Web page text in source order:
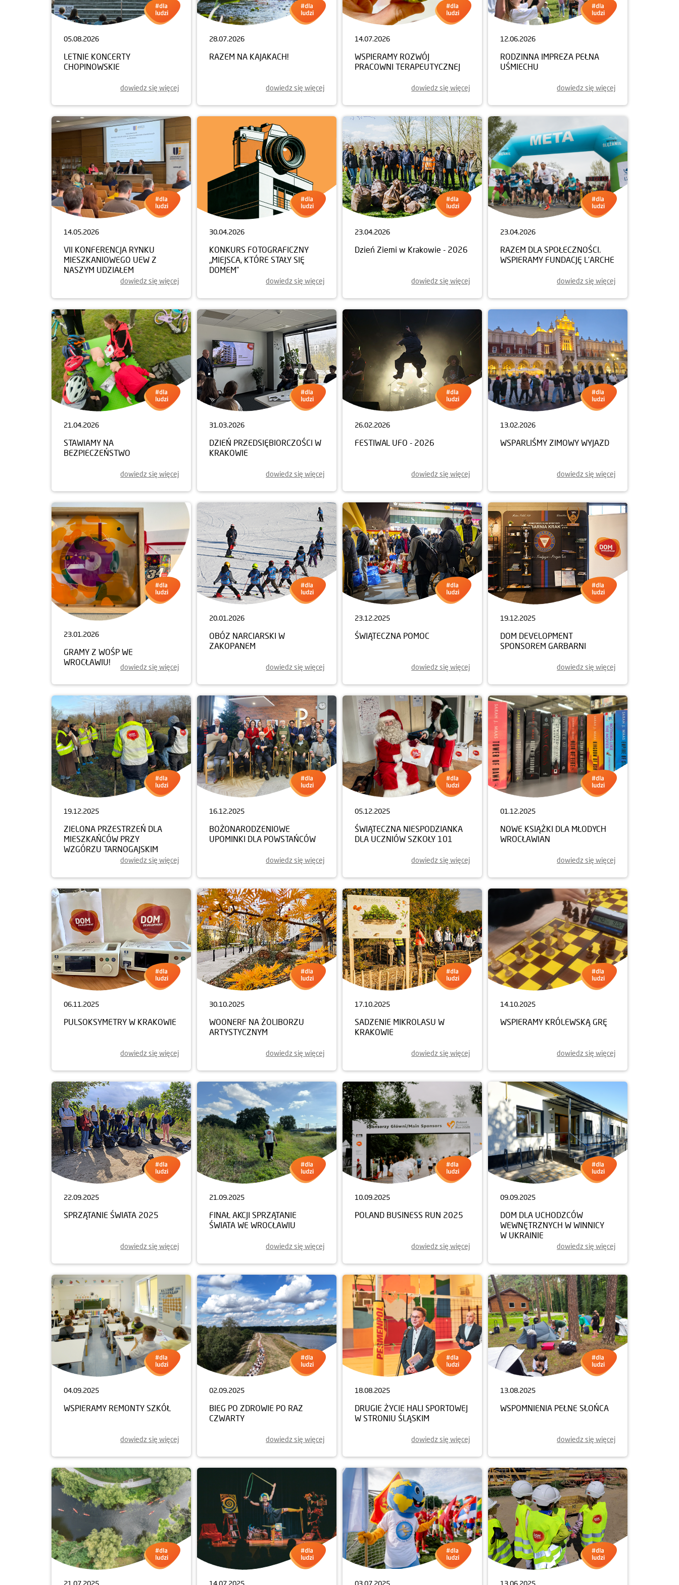
05.08.2026
LETNIE KONCERTY
CHOPINOWSKIE
dowiedz się więcej
28.07.2026
RAZEM NA KAJAKACH!
dowiedz się więcej
14.07.2026
WSPIERAMY ROZWÓJ
PRACOWNI TERAPEUTYCZNEJ
dowiedz się więcej
12.06.2026
RODZINNA IMPREZA PEŁNA
UŚMIECHU
dowiedz się więcej
14.05.2026
VII KONFERENCJA RYNKU
MIESZKANIOWEGO UEW Z
NASZYM UDZIAŁEM
dowiedz się więcej
30.04.2026
KONKURS FOTOGRAFICZNY
„MIEJSCA, KTÓRE STAŁY SIĘ
DOMEM”
dowiedz się więcej
23.04.2026
Dzień Ziemi w Krakowie - 2026
dowiedz się więcej
23.04.2026
RAZEM DLA SPOŁECZNOŚCI.
WSPIERAMY FUNDACJĘ L’ARCHE
dowiedz się więcej
21.04.2026
STAWIAMY NA
BEZPIECZEŃSTWO
dowiedz się więcej
31.03.2026
DZIEŃ PRZEDSIĘBIORCZOŚCI W
KRAKOWIE
dowiedz się więcej
26.02.2026
FESTIWAL UFO - 2026
dowiedz się więcej
13.02.2026
WSPARLIŚMY ZIMOWY WYJAZD
dowiedz się więcej
23.01.2026
GRAMY Z WOŚP WE
WROCŁAWIU!
dowiedz się więcej
20.01.2026
OBÓZ NARCIARSKI W
ZAKOPANEM
dowiedz się więcej
23.12.2025
ŚWIĄTECZNA POMOC
dowiedz się więcej
19.12.2025
DOM DEVELOPMENT
SPONSOREM GARBARNI
dowiedz się więcej
19.12.2025
ZIELONA PRZESTRZEŃ DLA
MIESZKAŃCÓW PRZY
WZGÓRZU TARNOGAJSKIM
dowiedz się więcej
16.12.2025
BOŻONARODZENIOWE
UPOMINKI DLA POWSTAŃCÓW
dowiedz się więcej
05.12.2025
ŚWIĄTECZNA NIESPODZIANKA
DLA UCZNIÓW SZKOŁY 101
dowiedz się więcej
01.12.2025
NOWE KSIĄŻKI DLA MŁODYCH
WROCŁAWIAN
dowiedz się więcej
06.11.2025
PULSOKSYMETRY W KRAKOWIE
dowiedz się więcej
30.10.2025
WOONERF NA ŻOLIBORZU
ARTYSTYCZNYM
dowiedz się więcej
17.10.2025
SADZENIE MIKROLASU W
KRAKOWIE
dowiedz się więcej
14.10.2025
WSPIERAMY KRÓLEWSKĄ GRĘ
dowiedz się więcej
22.09.2025
SPRZĄTANIE ŚWIATA 2025
dowiedz się więcej
21.09.2025
FINAŁ AKCJI SPRZĄTANIE
ŚWIATA WE WROCŁAWIU
dowiedz się więcej
10.09.2025
POLAND BUSINESS RUN 2025
dowiedz się więcej
09.09.2025
DOM DLA UCHODZCÓW
WEWNĘTRZNYCH W WINNICY
W UKRAINIE
dowiedz się więcej
04.09.2025
WSPIERAMY REMONTY SZKÓŁ
dowiedz się więcej
02.09.2025
BIEG PO ZDROWIE PO RAZ
CZWARTY
dowiedz się więcej
18.08.2025
DRUGIE ŻYCIE HALI SPORTOWEJ
W STRONIU ŚLĄSKIM
dowiedz się więcej
13.08.2025
WSPOMNIENIA PEŁNE SŁOŃCA
dowiedz się więcej
21.07.2025 14.07.2025 03.07.2025 13.06.2025